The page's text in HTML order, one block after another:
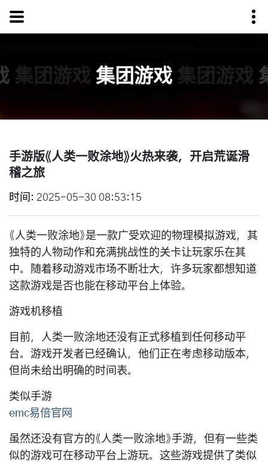
集团游戏 集团游戏 集团游戏
手游版《人类一败涂地》火热来袭，开启荒诞滑
稽之旅
时间 2025-05-30 08:53:15
《人类一败涂地》是一款广受欢迎的物理模拟游戏，其
独特的人物动作和充满挑战性的关卡让玩家乐在其
中。随着移动游戏市场不断壮大，许多玩家都想知道
这款游戏是否也能在移动平台上体验。
游戏机移植
目前，人类一败涂地还没有正式移植到任何移动平
台。游戏开发者已经确认，他们正在考虑移动版本，
但尚未给出明确的时间表。
类似手游
emc易倍官网
虽然还没有官方的《人类一败涂地》手游，但有一些类
似的游戏可在移动平台上游玩。这些游戏提供了类似